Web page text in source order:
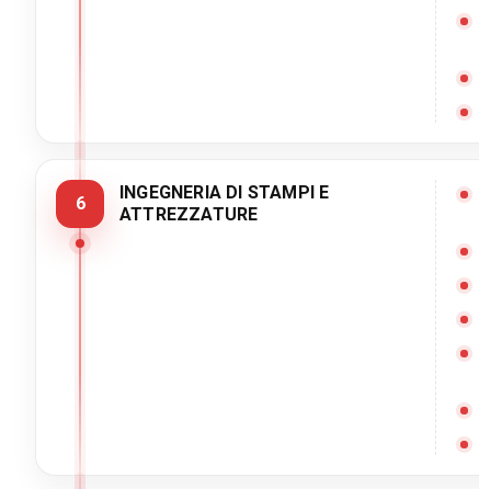
6
INGEGNERIA DI STAMPI E
ATTREZZATURE